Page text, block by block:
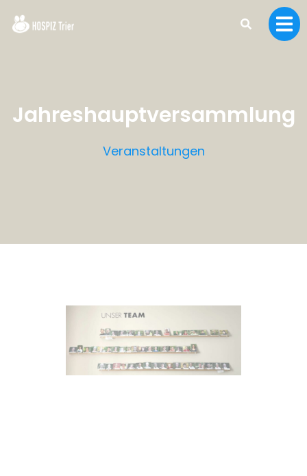
Jahreshauptversammlung
Veranstaltungen